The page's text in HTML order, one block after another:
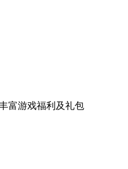
富游戏福利 及礼包